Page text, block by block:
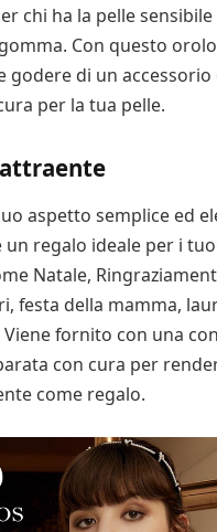
chi ha la pelle
Con questo
godere di un accessorio
per la tua pelle.
aspetto semplice ed
regalo ideale per i
Natale,
festa della mamma,
fornito con una
con cura per
come regalo.